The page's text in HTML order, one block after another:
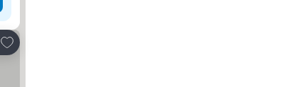
Přidat na seznam oblíbených hotelů